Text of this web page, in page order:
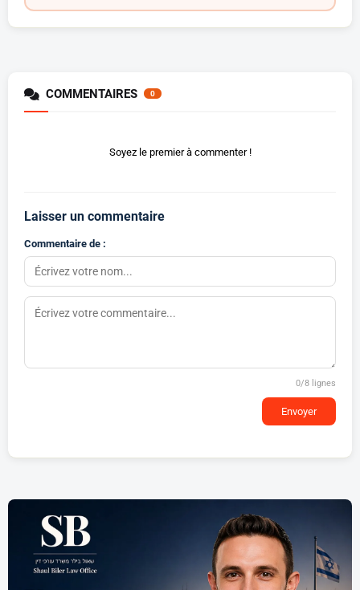
COMMENTAIRES 0
Soyez le premier à commenter !
Laisser un commentaire
Commentaire de :
0/8 lignes
Envoyer